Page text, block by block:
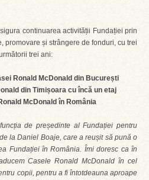
continuarea activității Fundației prin
promovare și strângere de fonduri, cu trei
trei ani:
Ronald McDonald din București
din Timișoara cu încă un etaj
McDonald în România
de președinte al Fundației pentru
la Daniel Boaje, care a reușit să pună o
Fundației în România. Îmi doresc ca în
Casele Ronald McDonald în cel
copii, pentru a fi întotdeauna aproape